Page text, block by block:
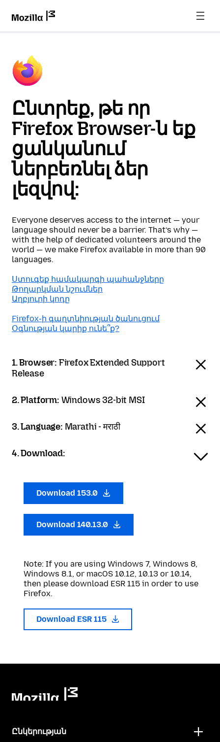
Ընտրեք, թե որ
Firefox Browser-ն եք
ցանկանում
ներբեռնել ձեր
լեզվով:
Everyone deserves access to the internet — your
language should never be a barrier. That’s why —
with the help of dedicated volunteers around the
world — we make Firefox available in more than 90
languages.
Ստուգեք համակարգի պահանջները
Թողարկման նշումներ
Աղբյուրի կոդը
Firefox֊ի գաղտնիության ծանուցում
Օգնության կարիք ունե՞ք?
1. Browser: Firefox Extended Support
Release
2. Platform: Windows 32-bit MSI
3. Language: Marathi - मराठी
4. Download:
Download 153.0
Download 140.13.0
Note: If you are using Windows 7, Windows 8,
Windows 8.1, or macOS 10.12, 10.13 or 10.14,
then please download ESR 115 in order to use
Firefox.
Download ESR 115
Ընկերության